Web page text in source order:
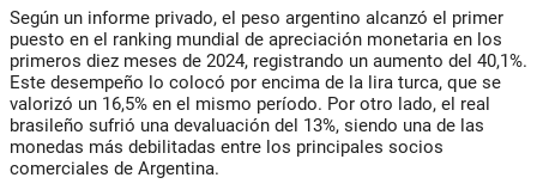
Según un informe privado, el peso argentino alcanzó el primer
puesto en el ranking mundial de apreciación monetaria en los
primeros diez meses de 2024, registrando un aumento del 40,1%.
Este desempeño lo colocó por encima de la lira turca, que se
valorizó un 16,5% en el mismo período. Por otro lado, el real
brasileño sufrió una devaluación del 13%, siendo una de las
monedas más debilitadas entre los principales socios
comerciales de Argentina.